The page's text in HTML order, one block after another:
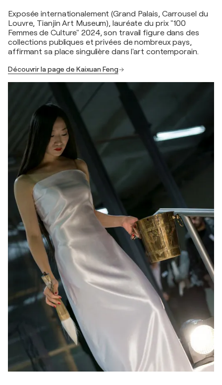
Exposée internationalement (Grand Palais, Carrousel du
Louvre, Tianjin Art Museum), lauréate du prix "100
Femmes de Culture" 2024, son travail figure dans des
collections publiques et privées de nombreux pays,
affirmant sa place singulière dans l'art contemporain.
Découvrir la page de Kaixuan Feng